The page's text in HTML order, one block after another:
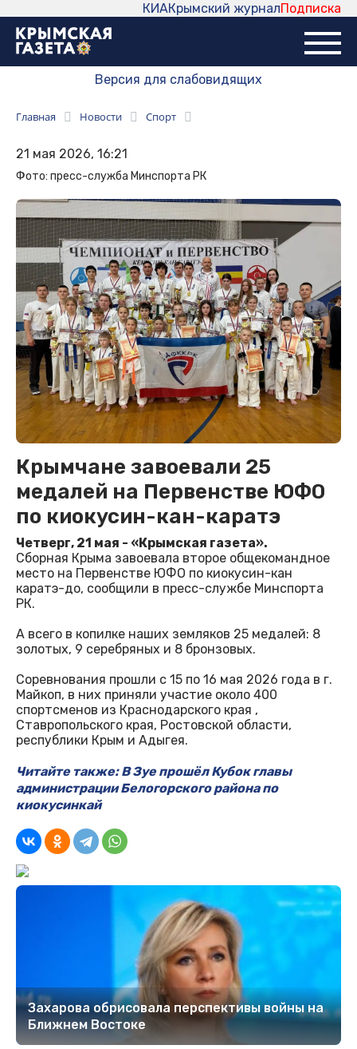
Подписка
Крымский журнал
КИА
Версия для слабовидящих
Главная Новости Спорт
21 мая 2026, 16:21
Фото: пресс-служба Минспорта РК
Крымчане завоевали 25
медалей на Первенстве ЮФО
по киокусин-кан-каратэ
Четверг, 21 мая - «Крымская газета».
Сборная Крыма завоевала второе общекомандное
место на Первенстве ЮФО по киокусин-кан
каратэ-до, сообщили в пресс-службе Минспорта
РК.
А всего в копилке наших земляков 25 медалей: 8
золотых, 9 серебряных и 8 бронзовых.
Соревнования прошли с 15 по 16 мая 2026 года в г.
Майкоп, в них приняли участие около 400
спортсменов из Краснодарского края ,
Ставропольского края, Ростовской области,
республики Крым и Адыгея.
Читайте также: В Зуе прошёл Кубок главы
администрации Белогорского района по
киокусинкай
Захарова обрисовала перспективы войны на
Ближнем Востоке